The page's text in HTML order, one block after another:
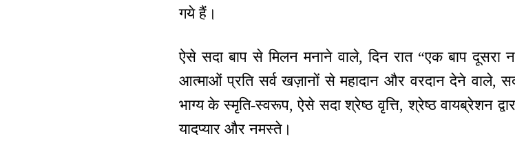
गये हैं।
ऐसे सदा बाप से मिलन मनाने वाले, दिन रात “एक बाप दूसरा
आत्माओं प्रति सर्व खज़ानों से महादान और वरदान देने वाले,
भाग्य के स्मृति-स्वरूप, ऐसे सदा श्रेष्ठ वृत्ति, श्रेष्ठ वायब्रेशन
यादप्यार और नमस्ते।